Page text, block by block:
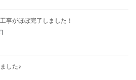
事がほぼ完了しました！
した♪